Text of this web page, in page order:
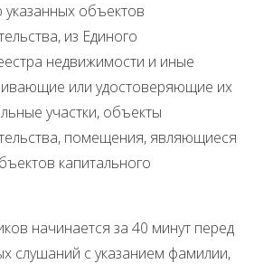
объектов
из Единого
недвижимости и иные
или удостоверяющие их
участки, объекты
помещения, являющиеся
капитального
начинается за 40 минут перед
слушаний с указанием фамилии,